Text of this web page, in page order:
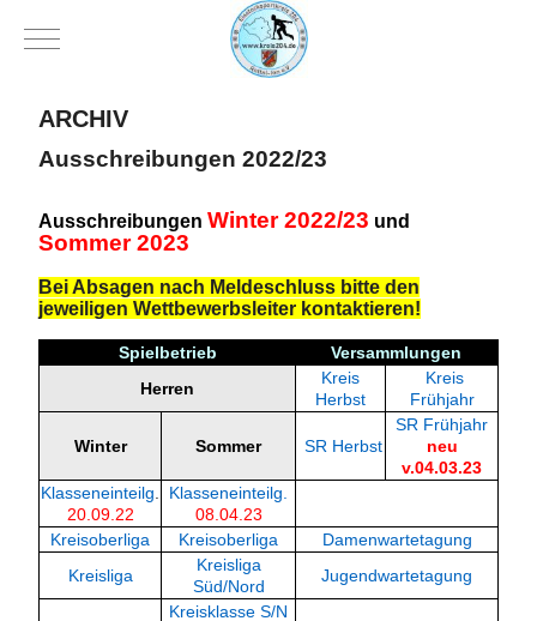
Mobile Menu Toggle
ARCHIV
Ausschreibungen 2022/23
Ausschreibungen Winter 2022/23 und
Sommer 2023
Bei Absagen nach Meldeschluss bitte den
jeweiligen Wettbewerbsleiter kontaktieren!
Spielbetrieb
Versammlungen
Herren
Kreis
Herbst
Kreis
Frühjahr
Winter Sommer SR Herbst
SR Frühjahr
neu
v.04.03.23
Klasseneinteilg
20.09.22
Klasseneinteilg.
08.04.23
Kreisoberliga
Kreisoberliga
Damenwartetagung
Kreisliga
Kreisliga
Süd/Nord
Jugendwartetagung
Kreisklasse S/N